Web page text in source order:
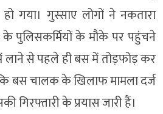
गया। गुस्साए लोगों ने नकतारा
पुलिसकर्मियों के मौके पर पहुंचने
लाने से पहले ही बस में तोड़फोड़ कर
बस चालक के खिलाफ मामला दर्ज
गिरफ्तारी के प्रयास जारी हैं।